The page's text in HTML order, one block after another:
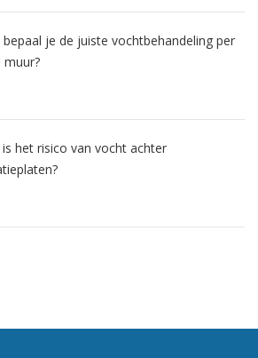
bepaal je de juiste vochtbehandeling per
muur?
het risico van vocht achter